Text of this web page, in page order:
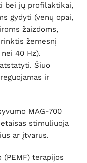
bei jų profilaktikai,
gydyti (venų opai,
žaizdoms,
žemesnį
40 Hz).
Šiuo
ir
MAG-700
stimuliuoja
ar įtvarus.
terapijos